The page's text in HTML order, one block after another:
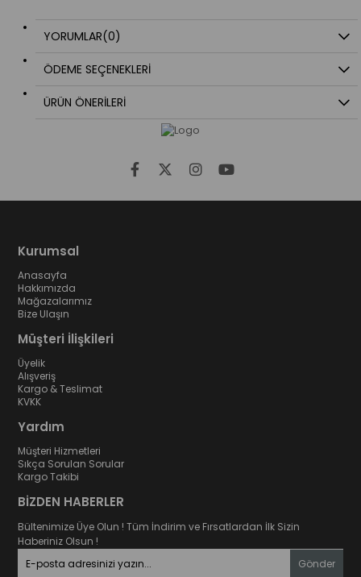
YORUMLAR(0)
ÖDEME SEÇENEKLERI
ÜRÜN ÖNERILERI
Kurumsal
Anasayfa
Hakkımızda
Mağazalarımız
Bize Ulaşın
Müşteri İlişkileri
Üyelik
Alışveriş
Kargo & Teslimat
KVKK
Yardım
Müşteri Hizmetleri
Sıkça Sorulan Sorular
Kargo Takibi
BİZDEN HABERLER
Bültenimize Üye Olun ! Tüm İndirim ve Fırsatlardan İlk Sizin
Haberiniz Olsun !
Gönder